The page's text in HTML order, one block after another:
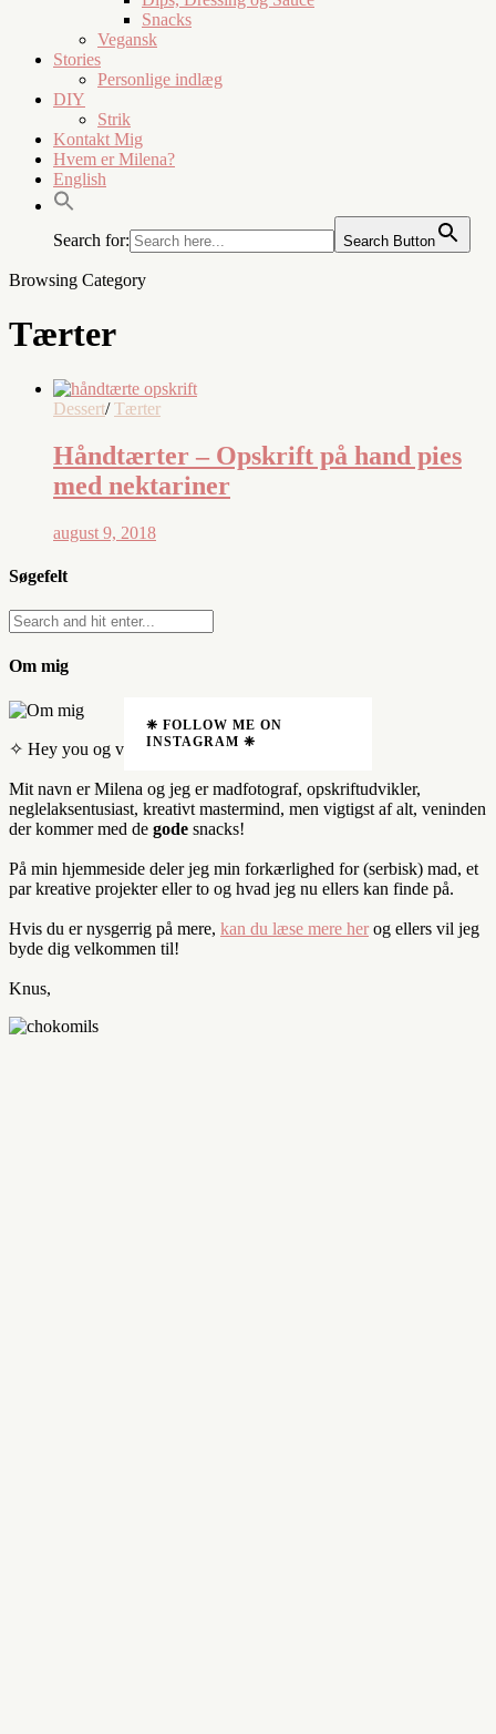
Snacks
Vegansk
Stories
Personlige indlæg
DIY
Strik
Kontakt Mig
Hvem er Milena?
English
Search for: Search Button
Browsing Category
Tærter
Dessert/ Tærter
Håndtærter – Opskrift på hand pies
med nektariner
august 9, 2018
Søgefelt
Om mig
✧ Hey you og velkommen til! ✧
Mit navn er Milena og jeg er madfotograf, opskriftudvikler,
neglelaksentusiast, kreativt mastermind, men vigtigst af alt, veninden
der kommer med de gode snacks!
På min hjemmeside deler jeg min forkærlighed for (serbisk) mad, et
par kreative projekter eller to og hvad jeg nu ellers kan finde på.
Hvis du er nysgerrig på mere, kan du læse mere her og ellers vil jeg
byde dig velkommen til!
Knus,
❈ FOLLOW ME ON
INSTAGRAM ❈